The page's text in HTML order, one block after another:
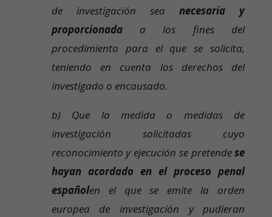
de investigación seanecesaria y
proporcionadaa los fines del
procedimiento para el que se solicita,
teniendo en cuenta los derechos del
investigado o encausado.
b) Que la medida o medidas de
investigación solicitadas cuyo
reconocimiento y ejecución se pretendese
hayan acordado en el proceso penal
españolen el que se emite la orden
europea de investigación y pudieran